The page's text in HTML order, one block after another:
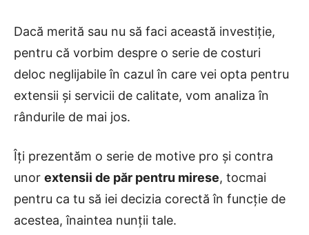
Dacă merită sau nu să faci această investiție,
pentru că vorbim despre o serie de costuri
deloc neglijabile în cazul în care vei opta pentru
extensii și servicii de calitate, vom analiza în
rândurile de mai jos.
Îți prezentăm o serie de motive pro și contra
unor extensii de păr pentru mirese, tocmai
pentru ca tu să iei decizia corectă în funcție de
acestea, înaintea nunții tale.